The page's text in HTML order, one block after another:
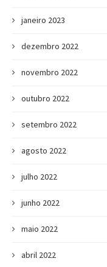
janeiro 2023
dezembro 2022
novembro 2022
outubro 2022
setembro 2022
agosto 2022
julho 2022
junho 2022
maio 2022
abril 2022